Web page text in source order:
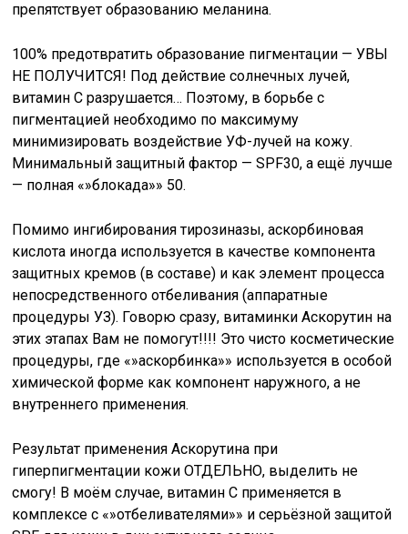
препятствует образованию меланина.
100% предотвратить образование пигментации — УВЫ
НЕ ПОЛУЧИТСЯ! Под действие солнечных лучей,
витамин С разрушается… Поэтому, в борьбе с
пигментацией необходимо по максимуму
минимизировать воздействие УФ-лучей на кожу.
Минимальный защитный фактор — SPF30, а ещё лучше
— полная «»блокада»» 50.
Помимо ингибирования тирозиназы, аскорбиновая
кислота иногда используется в качестве компонента
защитных кремов (в составе) и как элемент процесса
непосредственного отбеливания (аппаратные
процедуры УЗ). Говорю сразу, витаминки Аскорутин на
этих этапах Вам не помогут!!!! Это чисто косметические
процедуры, где «»аскорбинка»» используется в особой
химической форме как компонент наружного, а не
внутреннего применения.
Результат применения Аскорутина при
гиперпигментации кожи ОТДЕЛЬНО, выделить не
смогу! В моём случае, витамин С применяется в
комплексе с «»отбеливателями»» и серьёзной защитой